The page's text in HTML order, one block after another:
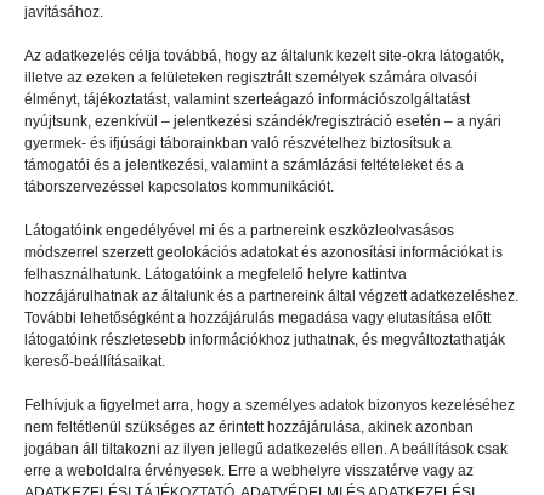
javításához.
Az adatkezelés célja továbbá, hogy az általunk kezelt site-okra látogatók,
illetve az ezeken a felületeken regisztrált személyek számára olvasói
élményt, tájékoztatást, valamint szerteágazó információszolgáltatást
nyújtsunk, ezenkívül – jelentkezési szándék/regisztráció esetén – a nyári
gyermek- és ifjúsági táborainkban való részvételhez biztosítsuk a
támogatói és a jelentkezési, valamint a számlázási feltételeket és a
táborszervezéssel kapcsolatos kommunikációt.
Látogatóink engedélyével mi és a partnereink eszközleolvasásos
módszerrel szerzett geolokációs adatokat és azonosítási információkat is
felhasználhatunk. Látogatóink a megfelelő helyre kattintva
hozzájárulhatnak az általunk és a partnereink által végzett adatkezeléshez.
További lehetőségként a hozzájárulás megadása vagy elutasítása előtt
látogatóink részletesebb információkhoz juthatnak, és megváltoztathatják
kereső-beállításaikat.
Felhívjuk a figyelmet arra, hogy a személyes adatok bizonyos kezeléséhez
nem feltétlenül szükséges az érintett hozzájárulása, akinek azonban
jogában áll tiltakozni az ilyen jellegű adatkezelés ellen. A beállítások csak
erre a weboldalra érvényesek. Erre a webhelyre visszatérve vagy az
Ezeket vidd feltétlenül magaddal
táborozáskor!
EGYÉB 2024.06.30.